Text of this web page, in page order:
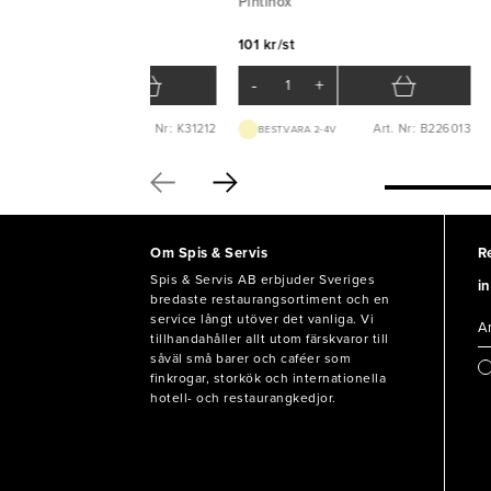
Art. Nr: K31212
101 kr/st
- +
BEST.VARA 2-4V Art. Nr: B226013
Om Spis & Servis
Spis & Servis AB erbjuder Sveriges
bredaste restaurangsortiment och en
service långt utöver det vanliga. Vi
tillhandahåller allt utom färskvaror till
såväl små barer och caféer som
finkrogar, storkök och internationella
hotell- och restaurangkedjor.